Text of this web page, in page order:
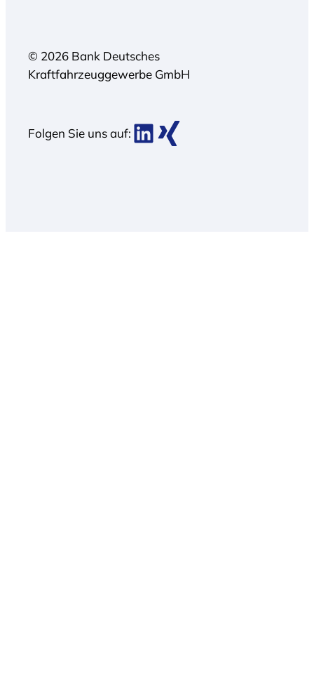
© 2026 Bank Deutsches
Kraftfahrzeuggewerbe GmbH
Folgen Sie uns auf: BDK bei LinkedIn
BDK bei Xing